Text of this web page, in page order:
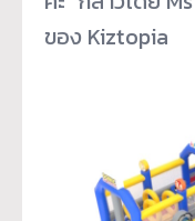
ของ Kiztopia